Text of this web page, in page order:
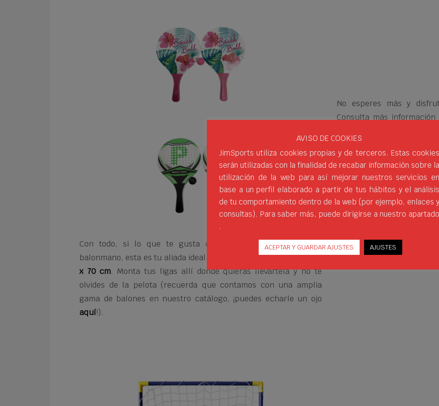
Con todo, si lo que te gusta es el fútbol, el hockey o el
balonmano, esta es tu aliada ideal: la
Portería multiusos PVC 100
x 70 cm. Monta tus ligas allí donde quieras llevártela y no te
olvides de la pelota (recuerda que contamos con una amplia
gama de balones en nuestro catálogo, ¡puedes echarle un ojo
aquí!).
No esperes más y
Consulta más
o enviando un
AVISO DE COOKIES
JimSports utiliza cookies propias y de terceros. Estas cookies
serán utilizadas con la finalidad de recabar información sobre la
utilización de la web para así mejorar nuestros servicios en
base a un perfil elaborado a partir de tus hábitos y el análisis
de tu comportamiento dentro de la web (por ejemplo, enlaces y
consultas). Para saber más, puede dirigirse a nuestro apartado
.
ACEPTAR Y GUARDAR AJUSTES AJUSTES